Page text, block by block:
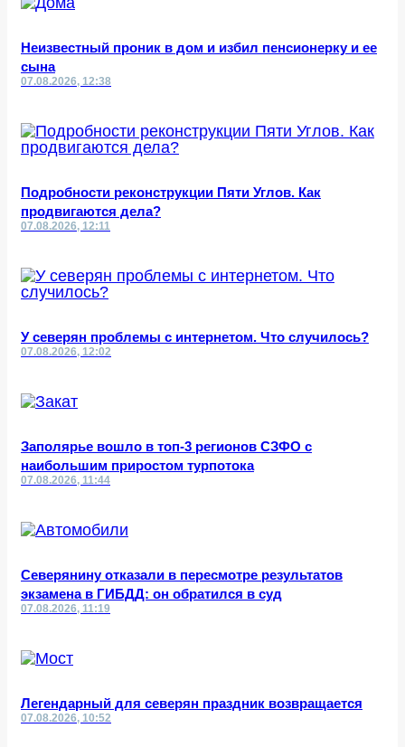
Неизвестный проник в дом и избил пенсионерку и ее
сына
07.08.2026, 12:38
Подробности реконструкции Пяти Углов. Как
продвигаются дела?
07.08.2026, 12:11
У северян проблемы с интернетом. Что случилось?
07.08.2026, 12:02
Заполярье вошло в топ-3 регионов СЗФО с
наибольшим приростом турпотока
07.08.2026, 11:44
Северянину отказали в пересмотре результатов
экзамена в ГИБДД: он обратился в суд
07.08.2026, 11:19
Легендарный для северян праздник возвращается
07.08.2026, 10:52